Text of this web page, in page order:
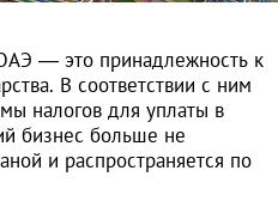
— это принадлежность к
В соответствии с ним
налогов для уплаты в
бизнес больше не
и распространяется по